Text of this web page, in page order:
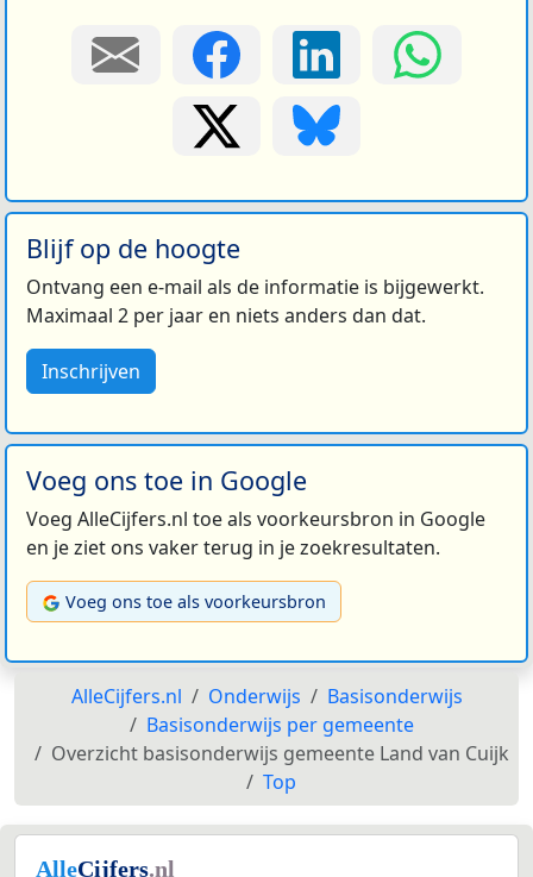
Blijf op de hoogte
Ontvang een e-mail als de informatie is bijgewerkt.
Maximaal 2 per jaar en niets anders dan dat.
Inschrijven
Voeg ons toe in Google
Voeg AlleCijfers.nl toe als voorkeursbron in Google
en je ziet ons vaker terug in je zoekresultaten.
Voeg ons toe als voorkeursbron
AlleCijfers.nl Onderwijs
Basisonderwijs
Basisonderwijs per gemeente
Overzicht basisonderwijs gemeente Land van Cuijk
Top